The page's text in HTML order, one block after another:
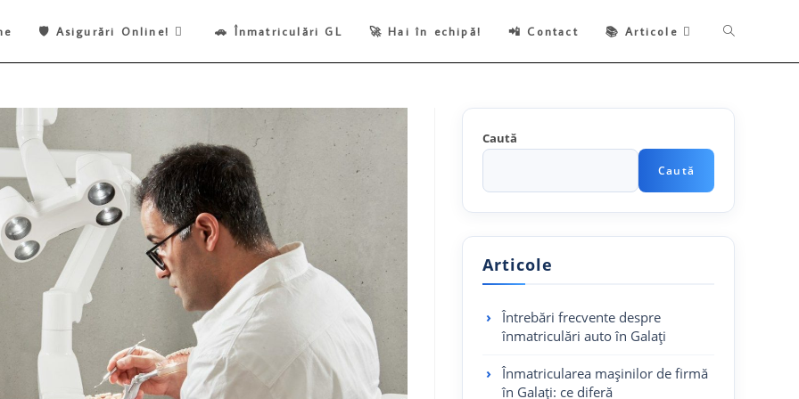
🛡️ Asigurări Online! 🚗 Înmatriculări GL 🚀 Hai în echipă! 📲 Contact 📚 Articole Toggle
Caută
Caută
Articole
Întrebări frecvente despre
înmatriculări auto în Galați
Înmatricularea mașinilor de firmă
în Galați: ce diferă